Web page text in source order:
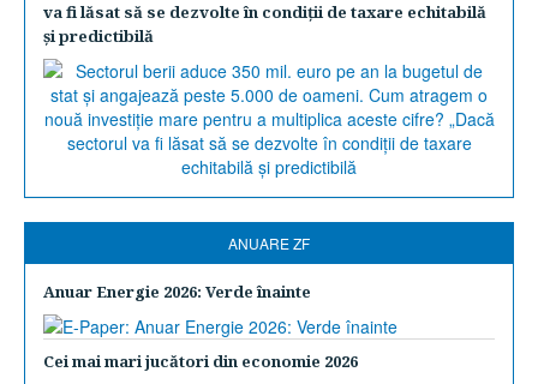
va fi lăsat să se dezvolte în condiţii de taxare echitabilă
şi predictibilă
ANUARE ZF
Anuar Energie 2026: Verde înainte
Cei mai mari jucători din economie 2026